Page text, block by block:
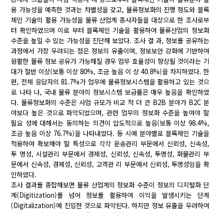
용 가능성을 예측한 것과는 차별성을 갖고, 물류정보화의 진행 정도와 블록
체인 기술의 활용 가능성을 물류 산업계 종사자들을 대상으로 한 조사로부
터 확인하였으며 이로 부터 블록체인 기술을 활용하여 물류산업의 정보화
수준을 높일 수 있는 가능성을 진단해 보았다. 조사 결 과, 정보를 공유하는
과정에서 가장 우려되는 점은 정보의 유출이며, 정보보안 강화에 기반하여
원활한 물류 정보 공유가 가능해질 경우 업무 효율성이 향상될 것이라는 기
대가 절반 이상(보통 이상 80%, 조금 높음 이 상 40.8%)을 차지하였다. 한
편, 전체 응답자의 81.7%가 업무에 물류정보시스템을 활용하고 있는 것으
로 나타 나, 국내 물류 분야의 정보시스템 보급률은 매우 높음을 확인하였
다. 물류정보화의 수준은 사업 규모가 비교 적 더 큰 B2B 분야가 B2C 분
야보다 높은 것으로 파악되었으며, 관련 업무의 정보화 수준을 높여야 할
필요 성에 대해서는 동의하는 의견이 압도적으로 높음(보통 이상 98.4%,
조금 높음 이상 76.7%)을 나타내었다. 동 시에 분야별로 블록체인 기술을
적용하여 확보해야 할 특성으로 각각 운송관리 부문에서 신뢰성, 신속성,
투 명성, 시설관리 부문에서 경제성, 신뢰성, 신속성, 투명성, 화물관리 부
문에서 신속성, 경제성, 신뢰성, 고객관 리 부문에서 신뢰성, 투명성임을 확
인하였다.
조사 결과를 종합해보면 물류 산업계의 정보화 수준이 정보의 디지털화 단
계(Digitization)를 넘어 정보를 활용하여 이익을 발생시키는 단계
(Digitalization)에 진입한 것으로 파악된다. 하지만 정보 유출을 우려하여